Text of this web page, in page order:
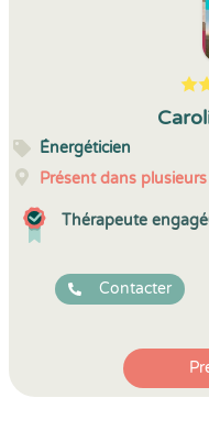
5
1
5
14
Énergéticien
Présent dans
Thérapeute
Contacter